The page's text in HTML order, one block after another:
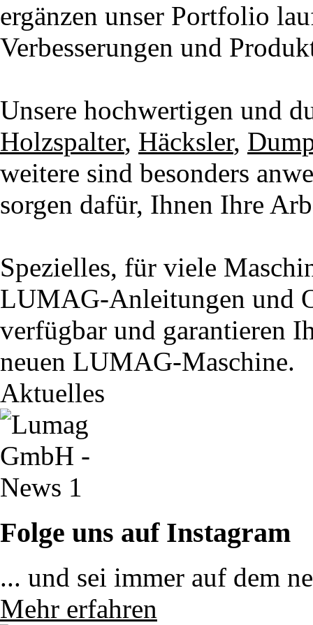
ergänzen unser Portfolio
Verbesserungen und
Unsere hochwertigen und
Holzspalter, Häcksler,
weitere sind besonders
sorgen dafür, Ihnen Ihre
Spezielles, für viele
LUMAG-Anleitungen und
verfügbar und garantieren
neuen LUMAG-Maschine.
Aktuelles
Folge uns auf Instagram
... und sei immer auf dem
Mehr erfahren